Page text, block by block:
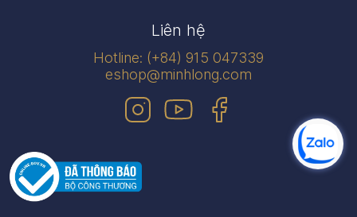
Liên hệ
Hotline: (+84) 915 047339
eshop@minhlong.com